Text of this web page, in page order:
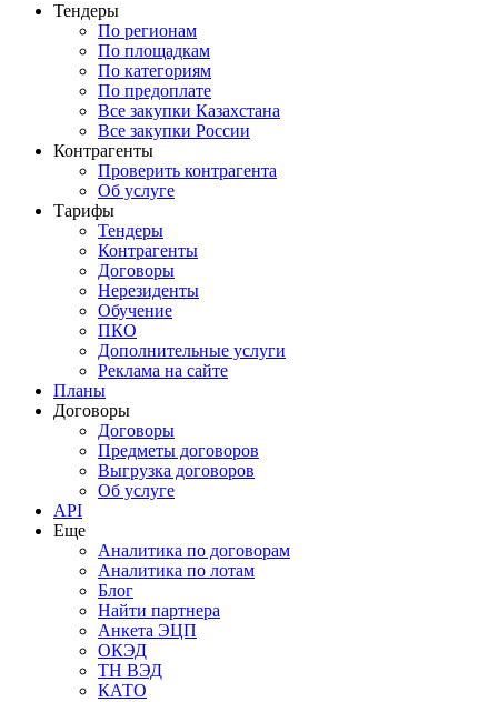
Тендеры
По регионам
По площадкам
По категориям
По предоплате
Все закупки Казахстана
Все закупки России
Контрагенты
Проверить контрагента
Об услуге
Тарифы
Тендеры
Контрагенты
Договоры
Нерезиденты
Обучение
ПКО
Дополнительные услуги
Реклама на сайте
Планы
Договоры
Договоры
Предметы договоров
Выгрузка договоров
Об услуге
API
Еще
Аналитика по договорам
Аналитика по лотам
Блог
Найти партнера
Анкета ЭЦП
ОКЭД
ТН ВЭД
КАТО